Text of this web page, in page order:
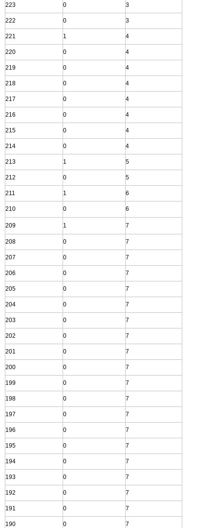
223 0 3
222 0 3
221 1 4
220 0 4
219 0 4
218 0 4
217 0 4
216 0 4
215 0 4
214 0 4
213 1 5
212 0 5
211 1 6
210 0 6
209 1 7
208 0 7
207 0 7
206 0 7
205 0 7
204 0 7
203 0 7
202 0 7
201 0 7
200 0 7
199 0 7
198 0 7
197 0 7
196 0 7
195 0 7
194 0 7
193 0 7
192 0 7
191 0 7
190 0 7